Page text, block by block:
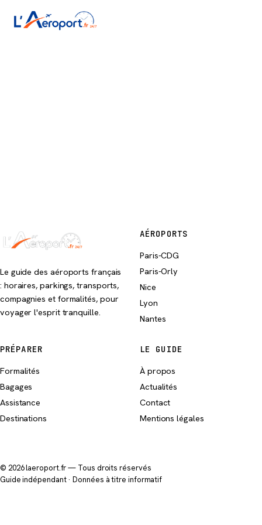
Le guide des aéroports français
: horaires, parkings, transports,
compagnies et formalités, pour
voyager l'esprit tranquille.
AÉROPORTS
Paris-CDG
Paris-Orly
Nice
Lyon
Nantes
PRÉPARER
Formalités
Bagages
Assistance
Destinations
LE GUIDE
À propos
Actualités
Contact
Mentions légales
© 2026 laeroport.fr — Tous droits réservés
Guide indépendant · Données à titre informatif